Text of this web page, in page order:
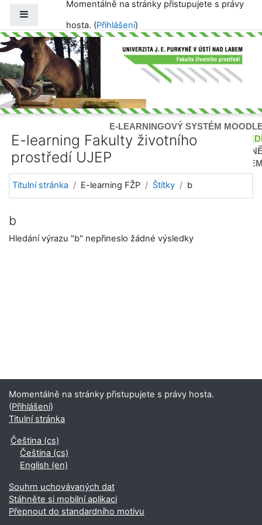
Přejít k hlavnímu obsahu
E-LEARNINGOVÝ SYSTÉM
FAKULTA ŽIVOTNÍHO
UNIVERZITY J.
V ÚSTÍ NAD
Momentálně na stránky přistupujete s právy
hosta. (Přihlášení)
E-learning Fakulty životního
prostředí UJEP
Titulní stránka E-learning FŽP Štítky b
b
Hledání výrazu "b" nepřineslo žádné výsledky
Momentálně na stránky přistupujete s právy hosta.
(Přihlášení)
Titulní stránka
Čeština ‎(cs)‎
Čeština ‎(cs)‎
English ‎(en)‎
Souhrn uchovávaných dat
Stáhněte si mobilní aplikaci
Přepnout do standardního motivu